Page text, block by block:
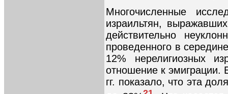
Многочисленные
израильтян,
действительно
проведенного в
12% нерелигиозных
отношение к эмиграции.
гг. показало, что эта